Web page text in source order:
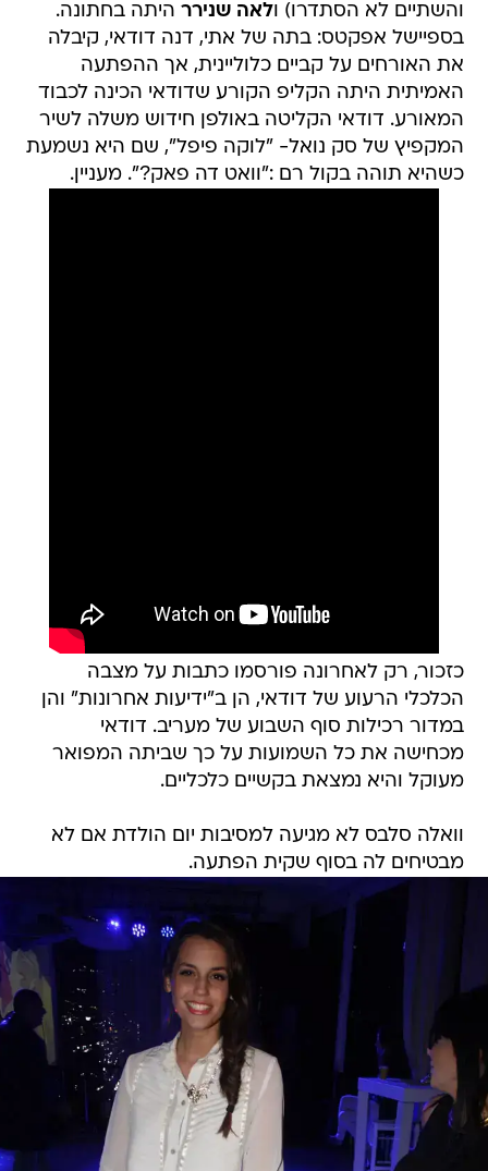
והשתיים לא הסתדרו) ולאה שנירר היתה בחתונה.
בספיישל אפקטס: בתה של אתי, דנה דודאי, קיבלה
את האורחים על קביים כלוליינית, אך ההפתעה
האמיתית היתה הקליפ הקורע שדודאי הכינה לכבוד
המאורע. דודאי הקליטה באולפן חידוש משלה לשיר
המקפיץ של סק נואל- "לוקה פיפל", שם היא נשמעת
כשהיא תוהה בקול רם :"וואט דה פאק?". מעניין.
כזכור, רק לאחרונה פורסמו כתבות על מצבה
הכלכלי הרעוע של דודאי, הן ב"ידיעות אחרונות" והן
במדור רכילות סוף השבוע של מעריב. דודאי
מכחישה את כל השמועות על כך שביתה המפואר
מעוקל והיא נמצאת בקשיים כלכליים.
וואלה סלבס לא מגיעה למסיבות יום הולדת אם לא
מבטיחים לה בסוף שקית הפתעה.